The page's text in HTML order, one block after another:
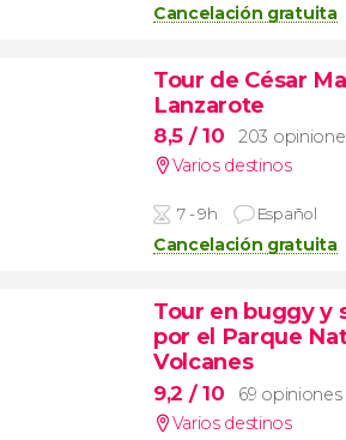
Cancelación gratuita
Tour de César
Lanzarote
8,5 / 10
203
Varios destinos
7 - 9h Español
Cancelación gratuita
Tour en buggy y
por el Parque
Volcanes
9,2 / 10
69 opiniones
Varios destinos